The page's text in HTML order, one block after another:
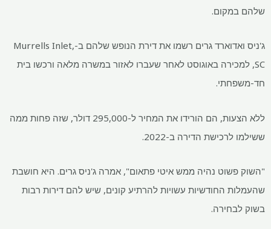
שלהם במקום.
ג'ניס ואדוארד גרים רשמו את דירת הנופש שלהם ב-Murrells Inlet,
SC, למכירה באוגוסט לאחר שעברו לאזור במשרה מלאה ורכשו בית
חד-משפחתי.
ללא הצעות, הם הורידו את המחיר ל-295,000 דולר, שזה פחות ממה
ששילמו לרכישת הדירה ב-2022.
"השוק פשוט נהיה ממש איטי פתאום", אמרה ג'ניס גרים. היא חושבת
שהעמלות החודשיות עשויות להרתיע קונים, שיש להם דירות רבות
בשוק לבחירה.